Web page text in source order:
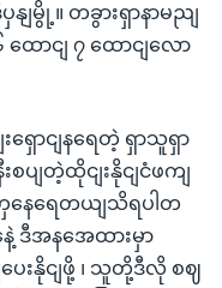
နျမွို့။ တခွားရှာနာမညျ
ောငျ ၇ ထောငျလော
ရှောငျနရေတဲ့ ရှာသူရှာ
ျတဲ့ထိုငျးနိုငျငံဖကျ
နေရေတယျသိရပါတ
ဒီအနအေထားမှာ
ေးနိုငျဖို့ ၊ သူတို့ဒီလို စဈ